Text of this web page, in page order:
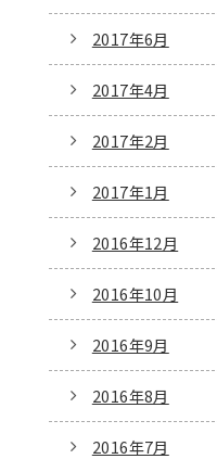
2017年6月
2017年4月
2017年2月
2017年1月
2016年12月
2016年10月
2016年9月
2016年8月
2016年7月